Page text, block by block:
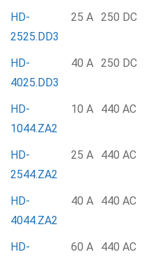
HD-
2525.DD3
25 А 250 DC
HD-
4025.DD3
40 А 250 DC
HD-
1044.ZA2
10 А 440 AC
HD-
2544.ZA2
25 А 440 AC
HD-
4044.ZA2
40 А 440 AC
HD-
60 А 440 AC